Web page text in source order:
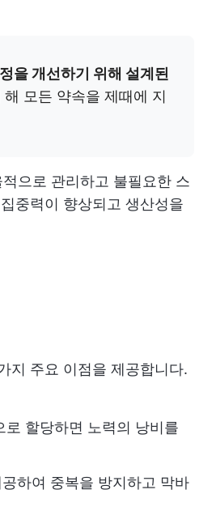
을 개선하기 위해 설계된
모든 약속을 제때에 지
으로 관리하고 불필요한 스
중력이 향상되고 생산성을
지 주요 이점을 제공합니다.
할당하면 노력의 낭비를
하여 중복을 방지하고 막바